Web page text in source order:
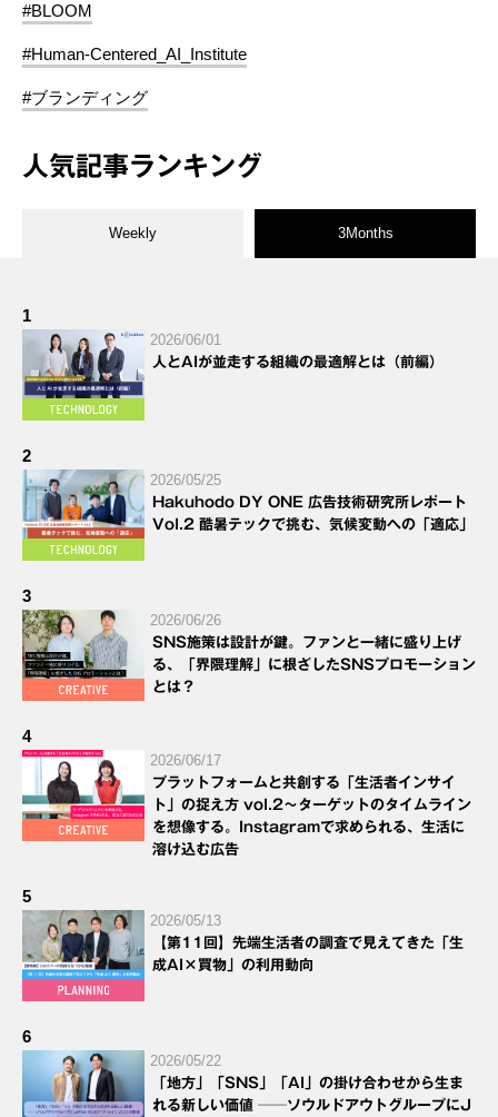
#BLOOM
#Human-Centered_AI_Institute
#ブランディング
人気記事ランキング
Weekly 3Months
1
2026/06/01
人とAIが並走する組織の最適解とは（前編）
2
2026/05/25
Hakuhodo DY ONE 広告技術研究所レポート
Vol.2 酷暑テックで挑む、気候変動への「適応」
3
2026/06/26
SNS施策は設計が鍵。ファンと一緒に盛り上げ
る、「界隈理解」に根ざしたSNSプロモーション
とは？
4
2026/06/17
プラットフォームと共創する「生活者インサイ
ト」の捉え方 vol.2～ターゲットのタイムライン
を想像する。Instagramで求められる、生活に
溶け込む広告
5
2026/05/13
【第11回】先端生活者の調査で見えてきた「生
成AI×買物」の利用動向
6
2026/05/22
「地方」「SNS」「AI」の掛け合わせから生ま
れる新しい価値 ──ソウルドアウトグループにJ